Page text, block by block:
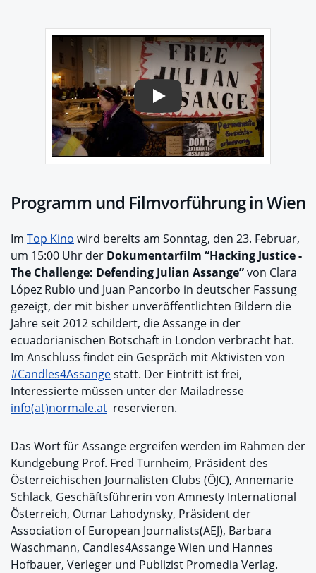
Play
Programm und Filmvorführung in Wien
Im Top Kino wird bereits am Sonntag, den 23. Februar,
um 15:00 Uhr der Dokumentarfilm “Hacking Justice -
The Challenge: Defending Julian Assange”von Clara
López Rubio und Juan Pancorbo in deutscher Fassung
gezeigt, der mit bisher unveröffentlichten Bildern die
Jahre seit 2012 schildert, die Assange in der
ecuadorianischen Botschaft in London verbracht hat.
Im Anschluss findet ein Gespräch mit Aktivisten von
#Candles4Assangestatt. Der Eintritt ist frei,
Interessierte müssen unter der Mailadresse
info(at)normale.at reservieren.
Das Wort für Assange ergreifen werden im Rahmen der
Kundgebung Prof. Fred Turnheim, Präsident des
Österreichischen Journalisten Clubs (ÖJC), Annemarie
Schlack, Geschäftsführerin von Amnesty International
Österreich, Otmar Lahodynsky, Präsident der
Association of European Journalists(AEJ), Barbara
Waschmann, Candles4Assange Wien und Hannes
Hofbauer, Verleger und Publizist Promedia Verlag.